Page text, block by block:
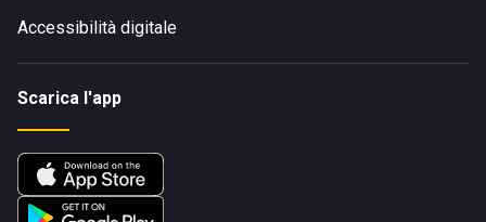
Accessibilità digitale
Scarica l'app